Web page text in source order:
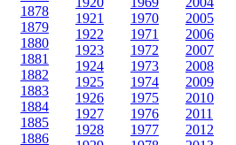
1878
1879
1880
1881
1882
1883
1884
1885
1886
1921
1922
1923
1924
1925
1926
1927
1928
1970
1971
1972
1973
1974
1975
1976
1977
2005
2006
2007
2008
2009
2010
2011
2012